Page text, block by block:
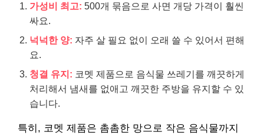
가성비 최고: 500개 묶음으로 사면 개당 가격이 훨씬
싸요.
넉넉한 양: 자주 살 필요 없이 오래 쓸 수 있어서 편해
요.
청결 유지: 코멧 제품으로 음식물 쓰레기를 깨끗하게
처리해서 냄새를 없애고 깨끗한 주방을 유지할 수 있
습니다.
특히, 코멧 제품은 촘촘한 망으로 작은 음식물까지